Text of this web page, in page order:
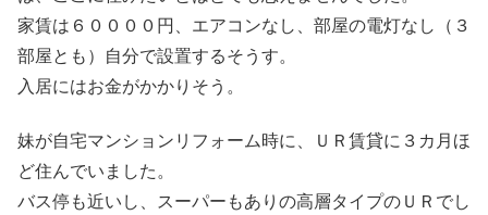
家賃は６００００円、エアコンなし、部屋の電灯なし（３
部屋とも）自分で設置するそうす。
入居にはお金がかかりそう。
妹が自宅マンションリフォーム時に、ＵＲ賃貸に３カ月ほ
ど住んでいました。
バス停も近いし、スーパーもありの高層タイプのＵＲでし